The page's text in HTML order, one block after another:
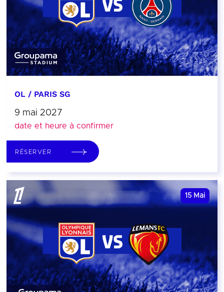
OL / PARIS SG
9 mai 2027
date et heure à confirmer
RÉSERVER
15 Mai